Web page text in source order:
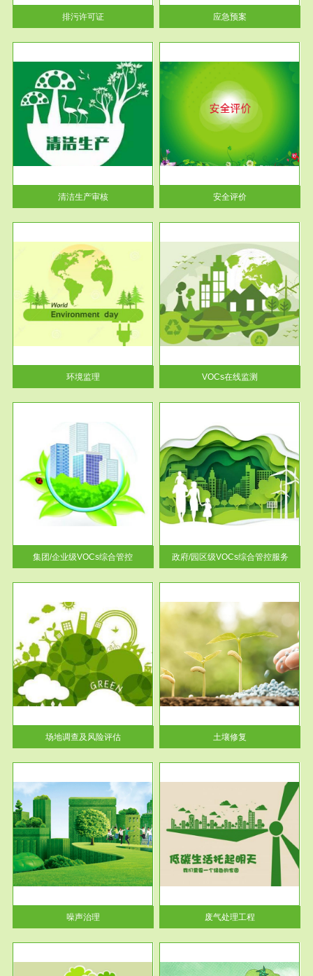
排污许可证
当按照...
应急预案
清洁生产审核
服务范围
安全评价
安全评价安全评价目的是查找、
分析和预测工程、系统、生产经
营活...
安全评价
环境监理
服务范围
VOCs在线监测
根据《重点区域大气污染防
治“十二五”规划》有机废气净化
率达...
VOCs在线监测
集团/企业级VOCs综合管控
服务范围
政府/园区级VOCs综合管控服务
根据《石化行业挥发性有机物综
合整治方案》文件要求，到2017
年，全...
政府/园区级VOCs综合管控服务
场地调查及风险评估
服务范围
土壤修复
土壤修复
噪声治理
服务范围
废气处理工程
废气处理工程